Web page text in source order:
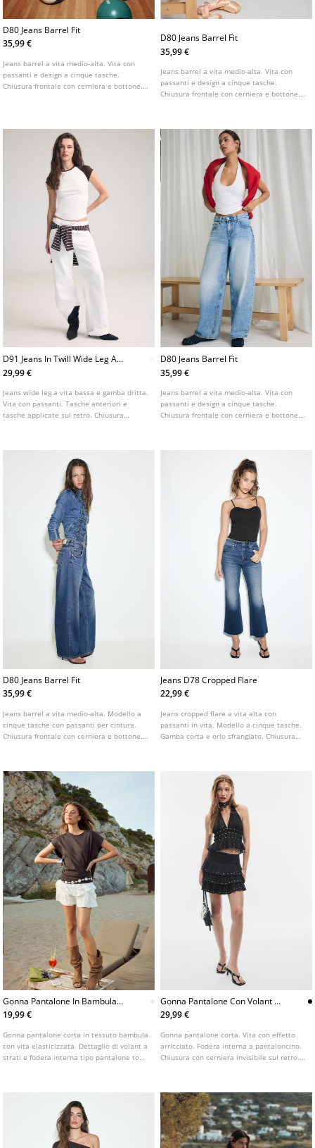
D80 Jeans Barrel Fit
35,99 €
Jeans barrel a vita medio-alta. Vita con
passanti e design a cinque tasche.
Chiusura frontale con cerniera e bottone.
D80 Jeans Barrel Fit
35,99 €
Jeans barrel a vita medio-alta. Vita con
passanti e design a cinque tasche.
Chiusura frontale con cerniera e bottone.
D91 Jeans In Twill Wide Leg A
Vita Bassa
29,99 €
Jeans wide leg a vita bassa e gamba dritta.
Vita con passanti. Tasche anteriori e
tasche applicate sul retro. Chiusura
D80 Jeans Barrel Fit
35,99 €
Jeans barrel a vita medio-alta. Vita con
passanti e design a cinque tasche.
Chiusura frontale con cerniera e bottone.
D80 Jeans Barrel Fit
35,99 €
Jeans barrel a vita medio-alta. Modello a
cinque tasche con passanti per cintura.
Chiusura frontale con cerniera e bottone.
Jeans D78 Cropped Flare
22,99 €
Jeans cropped flare a vita alta con
passanti in vita. Modello a cinque tasche.
Gamba corta e orlo sfrangiato. Chiusura
Gonna Pantalone In Bambula
Con Volant L01261250
19,99 €
Gonna pantalone corta in tessuto bambula
con vita elasticizzata. Dettaglio di volant a
strati e fodera interna tipo pantalone tono
Gonna Pantalone Con Volant E
Borchie
29,99 €
Gonna pantalone corta. Vita con effetto
arricciato. Fodera interna a pantaloncino.
Chiusura con cerniera invisibile sul retro.